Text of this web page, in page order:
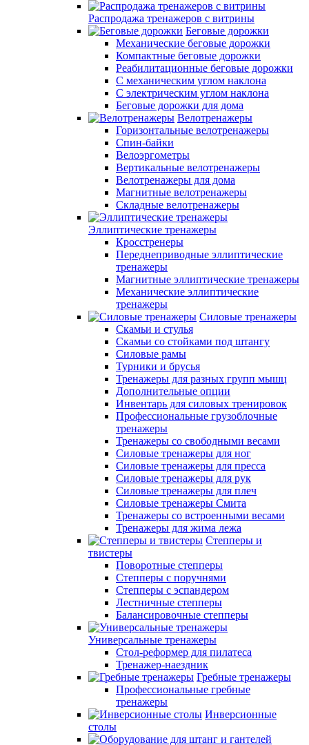
Распродажа тренажеров с витрины
Беговые дорожки
Механические беговые дорожки
Компактные беговые дорожки
Реабилитационные беговые дорожки
С механическим углом наклона
С электрическим углом наклона
Беговые дорожки для дома
Велотренажеры
Горизонтальные велотренажеры
Спин-байки
Велоэргометры
Вертикальные велотренажеры
Велотренажеры для дома
Магнитные велотренажеры
Складные велотренажеры
Эллиптические тренажеры
Кросстренеры
Переднеприводные эллиптические
тренажеры
Магнитные эллиптические тренажеры
Механические эллиптические
тренажеры
Силовые тренажеры
Скамьи и стулья
Скамьи со стойками под штангу
Силовые рамы
Турники и брусья
Тренажеры для разных групп мышц
Дополнительные опции
Инвентарь для силовых тренировок
Профессиональные грузоблочные
тренажеры
Тренажеры со свободными весами
Силовые тренажеры для ног
Силовые тренажеры для пресса
Силовые тренажеры для рук
Силовые тренажеры для плеч
Силовые тренажеры Смита
Тренажеры со встроенными весами
Тренажеры для жима лежа
Степперы и
твистеры
Поворотные степперы
Степперы с поручнями
Степперы с эспандером
Лестничные степперы
Балансировочные степперы
Универсальные тренажеры
Стол-реформер для пилатеса
Тренажер-наездник
Гребные тренажеры
Профессиональные гребные
тренажеры
Инверсионные
столы